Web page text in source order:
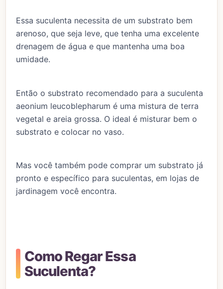
Essa suculenta necessita de um substrato bem
arenoso, que seja leve, que tenha uma excelente
drenagem de água e que mantenha uma boa
umidade.
Então o substrato recomendado para a suculenta
aeonium leucoblepharum é uma mistura de terra
vegetal e areia grossa. O ideal é misturar bem o
substrato e colocar no vaso.
Mas você também pode comprar um substrato já
pronto e específico para suculentas, em lojas de
jardinagem você encontra.
Como Regar Essa
Suculenta?